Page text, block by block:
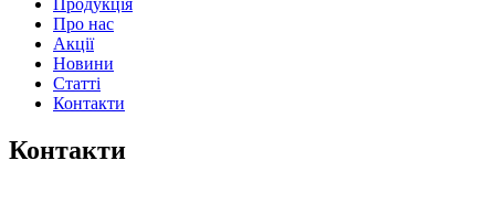
Продукція
Про нас
Акції
Новини
Статті
Контакти
Контакти